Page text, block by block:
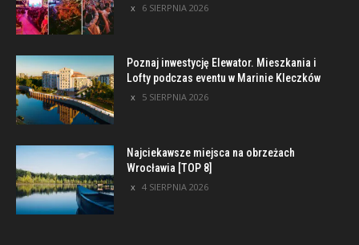
6 SIERPNIA 2026
Poznaj inwestycję Elewator. Mieszkania i
Lofty podczas eventu w Marinie Kleczków
5 SIERPNIA 2026
Najciekawsze miejsca na obrzeżach
Wrocławia [TOP 8]
4 SIERPNIA 2026